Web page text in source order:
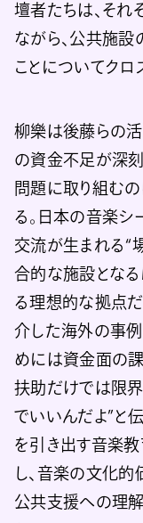
壇者たちは、それ
ながら、公共施設
ことについてクロ
柳樂は後藤らの活
の資金不足が深刻
問題に取り組むの
る。日本の音楽シ
交流が生まれる“
合的な施設とな
る理想的な拠点だ
介した海外の事例
めには資金面の
扶助だけでは限界
でいいんだよ”と
を引き出す音楽教
し、音楽の文化的
公共支援への理